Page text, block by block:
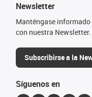
Newsletter
Manténgase
con nuestra Newsletter.
Subscribirse a la
Síguenos en